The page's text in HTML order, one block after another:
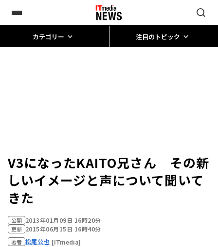
カテゴリー 注目のトピック
V3になったKAITO兄さん その新
しいイメージと声について聞いて
きた
公開 2013年01月09日 16時20分
更新 2015年06月15日 16時40分
著者 松尾公也 [ITmedia]